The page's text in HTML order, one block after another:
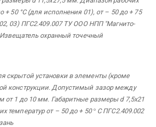
+ 50 °С (для исполнения 01), от – 50 до + 75
03) ПГС2.409.007 ТУ ООО НПП"Магнито-
Извещатель охранный точечный
скрытой установки в элементы (кроме
конструкции. Допустимый зазор между
от 1 до 10 мм. Габаритные размеры d 7,5х21
температур от – 50 до + 50 °С ПГС2.409.002